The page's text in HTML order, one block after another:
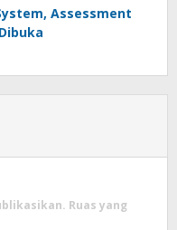
Assessment
Ruas yang